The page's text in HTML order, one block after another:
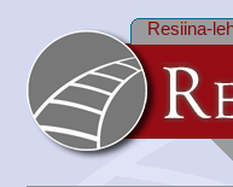
Resiina-